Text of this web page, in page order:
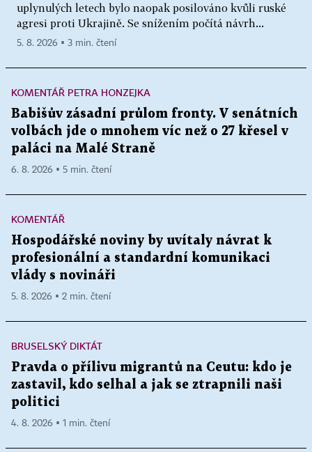
uplynulých letech bylo naopak posilováno kvůli ruské
agresi proti Ukrajině. Se snížením počítá návrh...
5. 8. 2026 ▪ 3 min. čtení
KOMENTÁŘ PETRA HONZEJKA
Babišův zásadní průlom fronty. V senátních
volbách jde o mnohem víc než o 27 křesel v
paláci na Malé Straně
6. 8. 2026 ▪ 5 min. čtení
KOMENTÁŘ
Hospodářské noviny by uvítaly návrat k
profesionální a standardní komunikaci
vlády s novináři
5. 8. 2026 ▪ 2 min. čtení
BRUSELSKÝ DIKTÁT
Pravda o přílivu migrantů na Ceutu: kdo je
zastavil, kdo selhal a jak se ztrapnili naši
politici
4. 8. 2026 ▪ 1 min. čtení